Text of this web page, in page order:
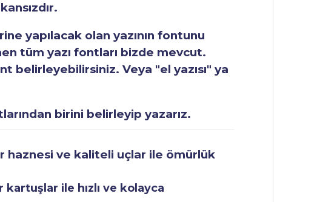
yapılacak olan yazının fontunu
tüm yazı fontları bizde mevcut.
belirleyebilirsiniz. Veya "el yazısı" ya
birini belirleyip yazarız.
haznesi ve kaliteli uçlar ile ömürlük
ile hızlı ve kolayca